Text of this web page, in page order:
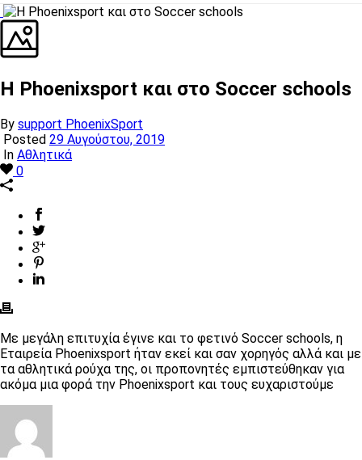
Η Phoenixsport και στο Soccer schools
By support PhoenixSport
Posted 29 Αυγούστου, 2019
In Αθλητικά
0
Με μεγάλη επιτυχία έγινε και το φετινό Soccer schools, η
Εταιρεία Phoenixsport ήταν εκεί και σαν χορηγός αλλά και με
τα αθλητικά ρούχα της, οι προπονητές εμπιστεύθηκαν για
ακόμα μια φορά την Phoenixsport και τους ευχαριστούμε